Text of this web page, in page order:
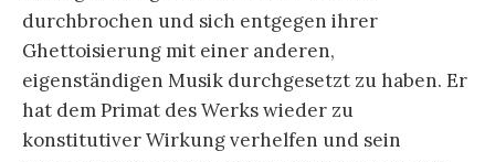
durchbrochen und sich entgegen ihrer
Ghettoisierung mit einer anderen,
eigenständigen Musik durchgesetzt zu haben. Er
hat dem Primat des Werks wieder zu
konstitutiver Wirkung verhelfen und sein